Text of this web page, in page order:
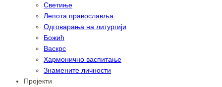
Светиње
Лепота православља
Одговарања на литургији
Божић
Васкрс
Хармонично васпитање
Знамените личности
Пројекти